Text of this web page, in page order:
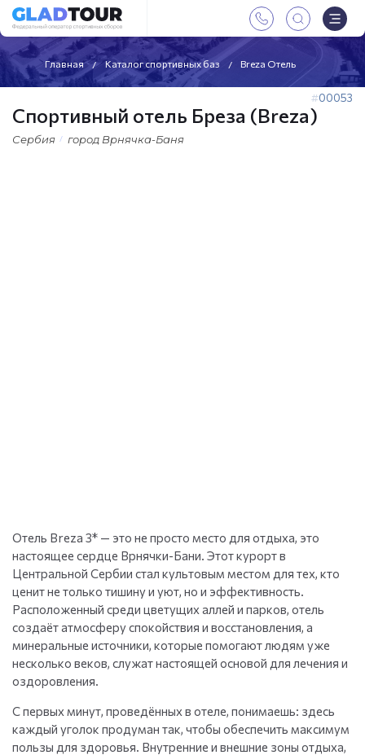
Главная Каталог спортивных баз Breza Отель
00053
Спортивный отель Бреза (Breza)
Сербия город Врнячка-Баня
Отель Breza 3* — это не просто место для отдыха, это
настоящее сердце Врнячки-Бани. Этот курорт в
Центральной Сербии стал культовым местом для тех, кто
ценит не только тишину и уют, но и эффективность.
Расположенный среди цветущих аллей и парков, отель
создаёт атмосферу спокойствия и восстановления, а
минеральные источники, которые помогают людям уже
несколько веков, служат настоящей основой для лечения и
оздоровления.
С первых минут, проведённых в отеле, понимаешь: здесь
каждый уголок продуман так, чтобы обеспечить максимум
пользы для здоровья. Внутренние и внешние зоны отдыха,